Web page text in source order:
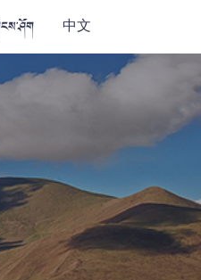
中文